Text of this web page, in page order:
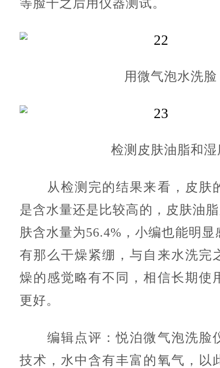
等脸干之后用仪器测试。
用微气泡水洗脸
检测皮肤油脂和湿
从检测完的结果来看，皮肤
是含水量还是比较高的，皮肤油
肤含水量为56.4%，小编也能明
有那么干燥紧绷，与自来水洗完
燥的感觉略有不同，相信长期使
更好。
编辑点评：悦泊微气泡洗脸
技术，水中含有丰富的氧气，以